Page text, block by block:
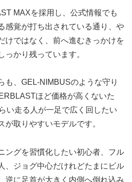
MAXを採用し、公式情報でも
感覚が打ち出されている通り、や
けではなく、前へ進むきっかけを
っかり残っています。
も、GEL-NIMBUSのような守り
ほど価格が高くないた
い走る人が一足で広く回したい
が取りやすいモデルです。
ングを習慣化したい初心者、フル
、ジョグ中心だけれどたまにビル
逆に足首が大きく内側へ倒れ込み